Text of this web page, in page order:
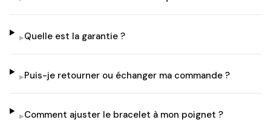
▸Quelle est la garantie ?
▸Puis-je retourner ou échanger ma commande ?
▸Comment ajuster le bracelet à mon poignet ?